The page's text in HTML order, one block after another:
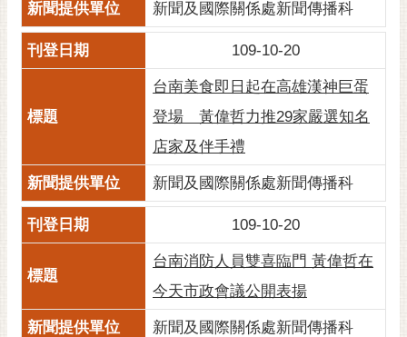
新聞及國際關係處新聞傳播科
109-10-20
台南美食即日起在高雄漢神巨蛋
登場 黃偉哲力推29家嚴選知名
店家及伴手禮
新聞及國際關係處新聞傳播科
109-10-20
台南消防人員雙喜臨門 黃偉哲在
今天市政會議公開表揚
新聞及國際關係處新聞傳播科